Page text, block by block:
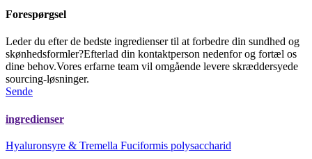
Forespørgsel
Leder du efter de bedste ingredienser til at forbedre din sundhed og
skønhedsformler?Efterlad din kontaktperson nedenfor og fortæl os
dine behov.Vores erfarne team vil omgående levere skræddersyede
sourcing-løsninger.
Sende
ingredienser
Hyaluronsyre & Tremella Fuciformis polysaccharid